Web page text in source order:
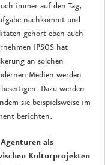
immer auf den Tag,
nachkommt und
gehört eben auch
IPSOS hat
an solchen
Medien werden
Dazu werden
sie beispielsweise im
berichten.
als
Kulturprojekten